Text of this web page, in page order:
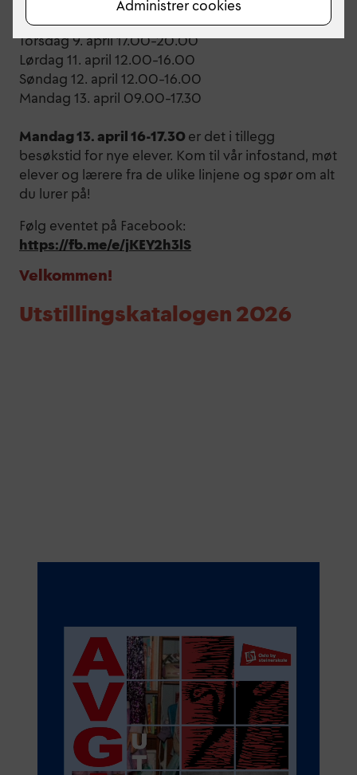
Utstillingen er åpen for publikum:
Torsdag 9. april 17.00–20.00
Lørdag 11. april 12.00–16.00
Søndag 12. april 12.00–16.00
Mandag 13. april 09.00–17.30
Mandag 13. april 16-17.30 er det i tillegg
besøkstid for nye elever. Kom til vår infostand, møt
elever og lærere fra de ulike linjene og spør om alt
du lurer på!
Følg eventet på Facebook:
https://fb.me/e/jKEY2h3lS
Velkommen!
Utstillingskatalogen 2026